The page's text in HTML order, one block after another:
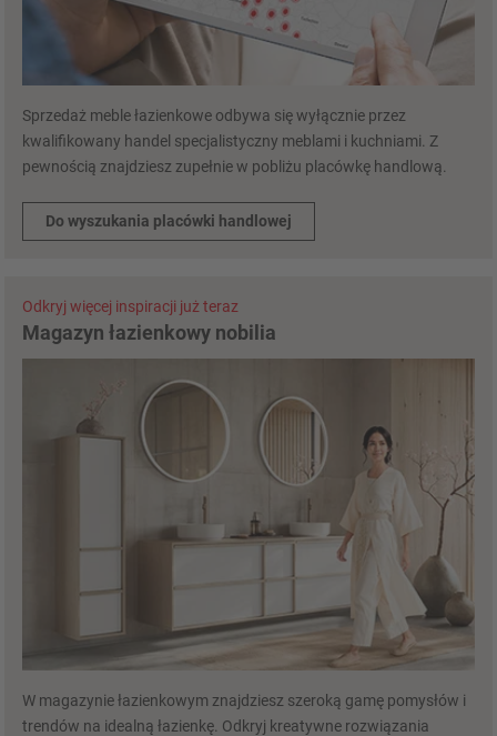
Sprzedaż meble łazienkowe odbywa się wyłącznie przez
kwalifikowany handel specjalistyczny meblami i kuchniami. Z
pewnością znajdziesz zupełnie w pobliżu placówkę handlową.
Do wyszukania placówki handlowej
Odkryj więcej inspiracji już teraz
Magazyn łazienkowy nobilia
W magazynie łazienkowym znajdziesz szeroką gamę pomysłów i
trendów na idealną łazienkę. Odkryj kreatywne rozwiązania